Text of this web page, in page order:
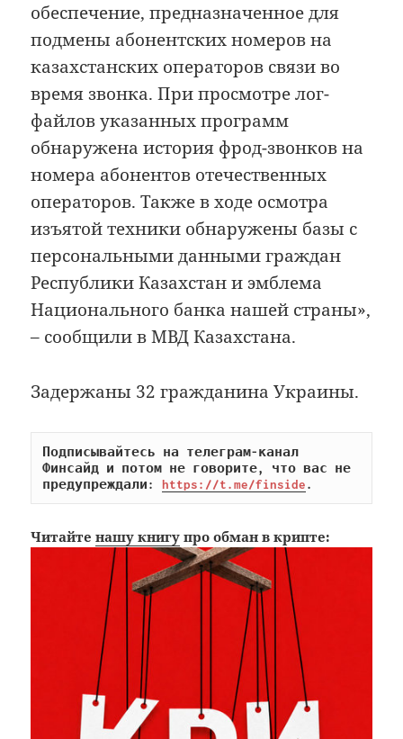
обеспечение, предназначенное для
подмены абонентских номеров на
казахстанских операторов связи во
время звонка. При просмотре лог-
файлов указанных программ
обнаружена история фрод-звонков на
номера абонентов отечественных
операторов. Также в ходе осмотра
изъятой техники обнаружены базы с
персональными данными граждан
Республики Казахстан и эмблема
Национального банка нашей страны»,
– сообщили в МВД Казахстана.
Задержаны 32 гражданина Украины.
Подписывайтесь на телеграм-канал
Финсайд и потом не говорите, что вас не
предупреждали: https://t.me/finside.
Читайтенашу книгу про обман в крипте: